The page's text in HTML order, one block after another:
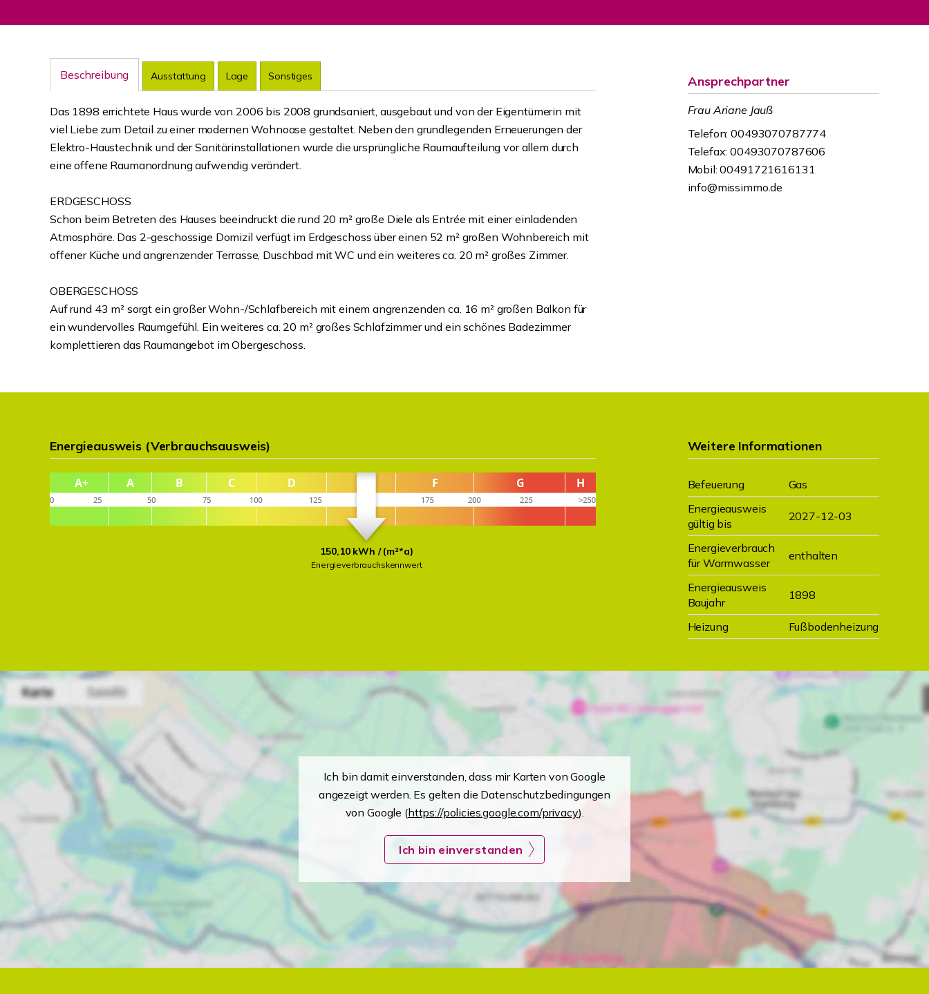
Beschreibung Ausstattung Lage Sonstiges
Das 1898 errichtete Haus wurde von 2006 bis 2008 grundsaniert, ausgebaut und von der Eigentümerin mit
viel Liebe zum Detail zu einer modernen Wohnoase gestaltet. Neben den grundlegenden Erneuerungen der
Elektro-Haustechnik und der Sanitärinstallationen wurde die ursprüngliche Raumaufteilung vor allem durch
eine offene Raumanordnung aufwendig verändert.
ERDGESCHOSS
Schon beim Betreten des Hauses beeindruckt die rund 20 m² große Diele als Entrée mit einer einladenden
Atmosphäre. Das 2-geschossige Domizil verfügt im Erdgeschoss über einen 52 m² großen Wohnbereich mit
offener Küche und angrenzender Terrasse, Duschbad mit WC und ein weiteres ca. 20 m² großes Zimmer.
OBERGESCHOSS
Auf rund 43 m² sorgt ein großer Wohn-/Schlafbereich mit einem angrenzenden ca. 16 m² großen Balkon für
ein wundervolles Raumgefühl. Ein weiteres ca. 20 m² großes Schlafzimmer und ein schönes Badezimmer
komplettieren das Raumangebot im Obergeschoss.
Ansprechpartner
Frau Ariane Jauß
Telefon: 00493070787774
Telefax: 00493070787606
Mobil: 00491721616131
info@missimmo.de
Energieausweis (Verbrauchsausweis)
150,10 kWh / (m²*a)
Energieverbrauchskennwert
Weitere Informationen
Befeuerung
Gas
Energieausweis
gültig bis
2027-12-03
Energieverbrauch
für Warmwasser
enthalten
Energieausweis
Baujahr
1898
Heizung Fußbodenheizung
Ich bin damit einverstanden, dass mir Karten von Google
angezeigt werden. Es gelten die Datenschutzbedingungen
von Google (https://policies.google.com/privacy).
Ich bin einverstanden